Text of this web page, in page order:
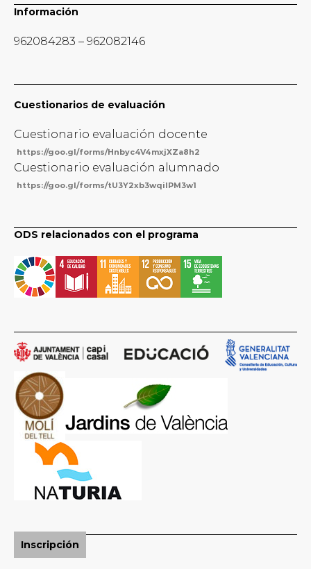
Información
962084283 – 962082146
Cuestionarios de evaluación
Cuestionario evaluación docente
https://goo.gl/forms/Hnbyc4V4mxjXZa8h2
Cuestionario evaluación alumnado
https://goo.gl/forms/tU3Y2xb3wqilPM3w1
ODS relacionados con el programa
Inscripción